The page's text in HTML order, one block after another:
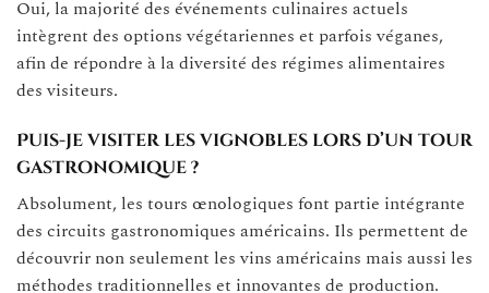
Oui, la majorité des événements culinaires actuels
intègrent des options végétariennes et parfois véganes,
afin de répondre à la diversité des régimes alimentaires
des visiteurs.
Puis-je visiter les vignobles lors d’un tour
gastronomique ?
Absolument, les tours œnologiques font partie intégrante
des circuits gastronomiques américains. Ils permettent de
découvrir non seulement les vins américains mais aussi les
méthodes traditionnelles et innovantes de production.